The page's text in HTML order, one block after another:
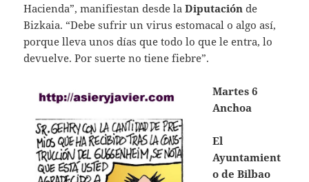
Hacienda”, manifiestan desde laDiputación de
Bizkaia. “Debe sufrir un virus estomacal o algo así,
porque lleva unos días que todo lo que le entra, lo
devuelve. Por suerte no tiene fiebre”.
Martes 6
Anchoa
El
Ayuntamient
o de Bilbao